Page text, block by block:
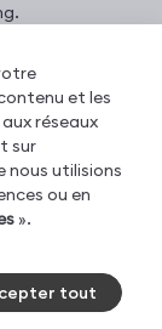
et les
réseaux
sur
nous utilisions
ou en
».
tout